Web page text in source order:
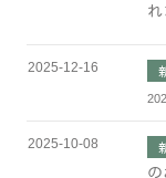
れ
2025-12-16
2025-10-08